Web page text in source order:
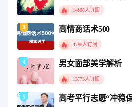
14888人订阅
高情商话术500
4796人订阅
4 男女面部美学解析
13773人订阅
5 高考平行志愿“冲稳